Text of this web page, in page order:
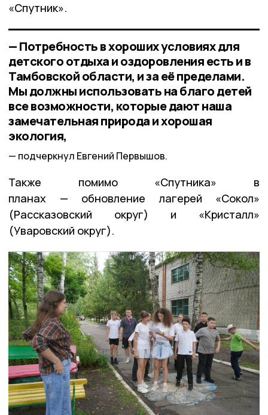
«Спутник».
— Потребность в хороших условиях для
детского отдыха и оздоровления есть и в
Тамбовской области, и за её пределами.
Мы должны использовать на благо детей
все возможности, которые дают наша
замечательная природа и хорошая
экология,
подчеркнул Евгений Первышов.
Также помимо «Спутника» в
планах — обновление лагерей «Сокол»
(Рассказовский округ) и «Кристалл»
(Уваровский округ).